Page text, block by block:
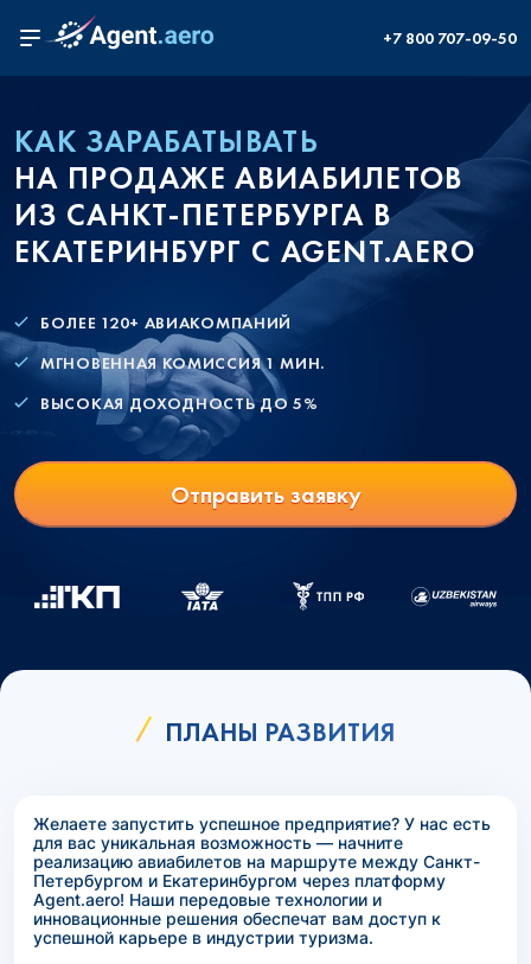
+7 800 707-09-50
КАК ЗАРАБАТЫВАТЬ
НА ПРОДАЖЕ АВИАБИЛЕТОВ
ИЗ САНКТ-ПЕТЕРБУРГА В
ЕКАТЕРИНБУРГ С AGENT.AERO
БОЛЕЕ 120+ АВИАКОМПАНИЙ
МГНОВЕННАЯ КОМИССИЯ 1 МИН.
ВЫСОКАЯ ДОХОДНОСТЬ ДО 5%
Отправить заявку
ПЛАНЫ РАЗВИТИЯ
Желаете запустить успешное предприятие? У нас есть
для вас уникальная возможность — начните
реализацию авиабилетов на маршруте между Санкт-
Петербургом и Екатеринбургом через платформу
Agent.aero! Наши передовые технологии и
инновационные решения обеспечат вам доступ к
успешной карьере в индустрии туризма.